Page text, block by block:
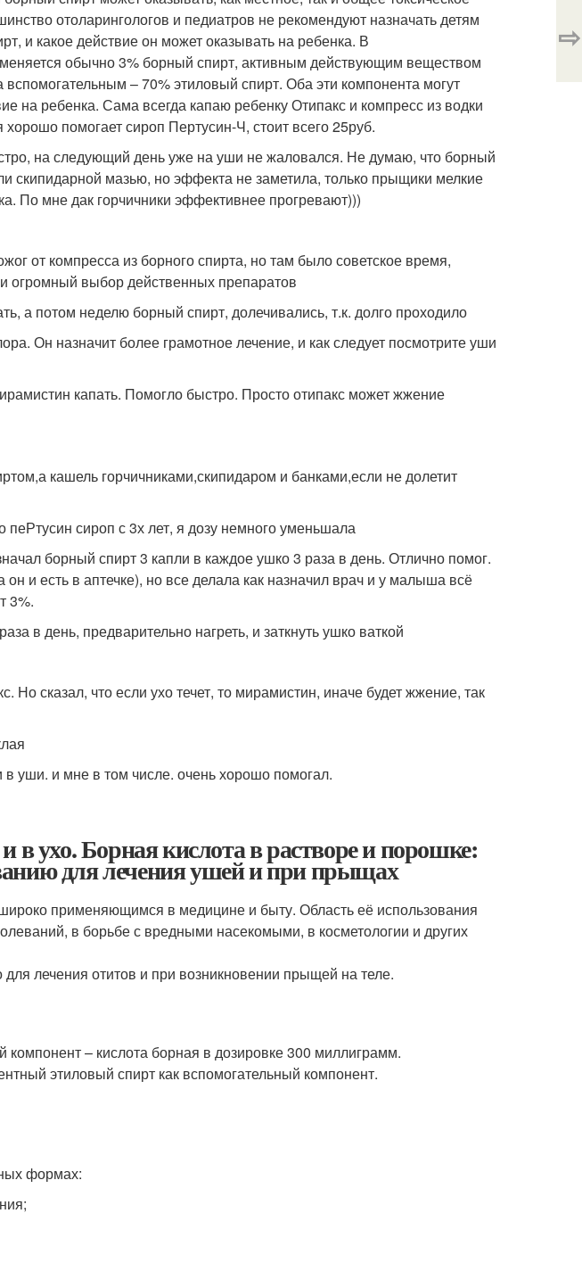
отоларингологов и педиатров не рекомендуют назначать детям
и какое действие он может оказывать на ребенка. В
обычно 3% борный спирт, активным действующим веществом
вспомогательным – 70% этиловый спирт. Оба эти компонента могут
на ребенка. Сама всегда капаю ребенку Отипакс и компресс из водки
помогает сироп Пертусин-Ч, стоит всего 25руб.
на следующий день уже на уши не жаловался. Не думаю, что борный
скипидарной мазью, но эффекта не заметила, только прыщики мелкие
По мне дак горчичники эффективнее прогревают)))
от компресса из борного спирта, но там было советское время,
огромный выбор действенных препаратов
а потом неделю борный спирт, долечивались, т.к. долго проходило
Он назначит более грамотное лечение, и как следует посмотрите уши
капать. Помогло быстро. Просто отипакс может жжение
кашель горчичниками,скипидаром и банками,если не долетит
пеРтусин сироп с 3х лет, я дозу немного уменьшала
борный спирт 3 капли в каждое ушко 3 раза в день. Отлично помог.
он и есть в аптечке), но все делала как назначил врач и у малыша всё
3%.
в день, предварительно нагреть, и заткнуть ушко ваткой
Но сказал, что если ухо течет, то мирамистин, иначе будет жжение, так
уши. и мне в том числе. очень хорошо помогал.
в ухо. Борная кислота в растворе и порошке:
для лечения ушей и при прыщах
применяющимся в медицине и быту. Область её использования
в борьбе с вредными насекомыми, в косметологии и других
лечения отитов и при возникновении прыщей на теле.
компонент – кислота борная в дозировке 300 миллиграмм.
этиловый спирт как вспомогательный компонент.
формах:
⇨